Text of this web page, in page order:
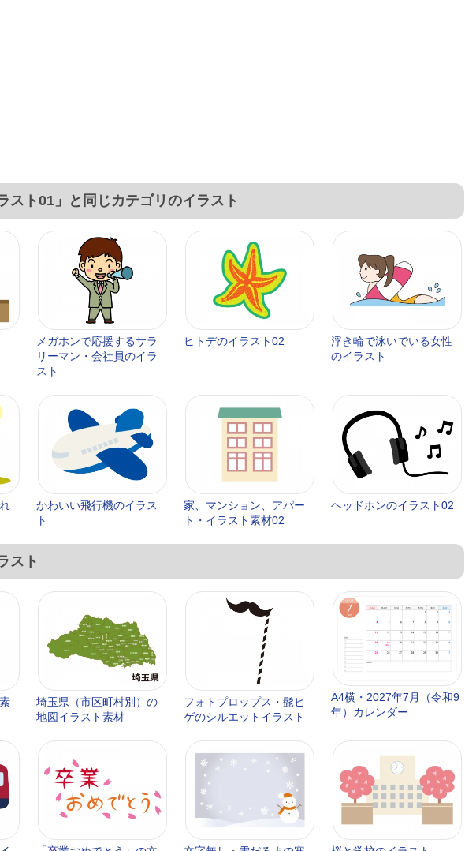
スト01」と同じカテゴリのイラスト
メガホンで応援するサラ
リーマン・会社員のイラ
スト
ヒトデのイラスト02
浮き輪で泳いでいる女性
のイラスト
かわいい飛行機のイラス
ト
家、マンション、アパー
ト・イラスト素材02
ヘッドホンのイラスト02
スト
埼玉県（市区町村別）の
地図イラスト素材
フォトプロップス・髭ヒ
ゲのシルエットイラスト
A4横・2027年7月（令和9
年）カレンダー